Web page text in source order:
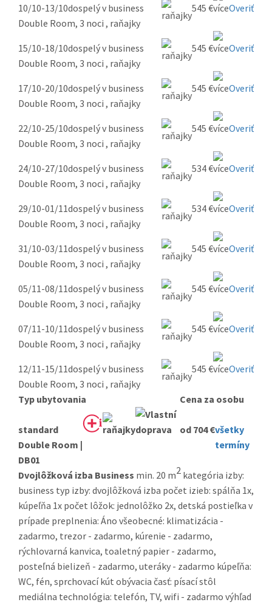
10/10-13/10dospelý v business
Double Room, 3 noci , raňajky
545 € Overiť
15/10-18/10dospelý v business
Double Room, 3 noci , raňajky
545 € Overiť
17/10-20/10dospelý v business
Double Room, 3 noci , raňajky
545 € Overiť
22/10-25/10dospelý v business
Double Room, 3 noci , raňajky
545 € Overiť
24/10-27/10dospelý v business
Double Room, 3 noci , raňajky
534 € Overiť
29/10-01/11dospelý v business
Double Room, 3 noci , raňajky
534 € Overiť
31/10-03/11dospelý v business
Double Room, 3 noci , raňajky
545 € Overiť
05/11-08/11dospelý v business
Double Room, 3 noci , raňajky
545 € Overiť
07/11-10/11dospelý v business
Double Room, 3 noci , raňajky
545 € Overiť
12/11-15/11dospelý v business
Double Room, 3 noci , raňajky
545 € Overiť
Typ ubytovania Cena za osobu
standard
Double Room |
DB01
od 704 €všetky
termíny
Dvojlôžková izba Business min. 20 m2 kategória izby:
business typ izby: dvojlôžková izba počet izieb: spálňa 1x,
kúpeľňa 1x počet lôžok: jednolôžko 2x, detská postieľka v
prípade preplnenia: Áno všeobecné: klimatizácia -
zadarmo, trezor - zadarmo, kúrenie - zadarmo,
rýchlovarná kanvica, toaletný papier - zadarmo,
posteľná bielizeň - zadarmo, uteráky - zadarmo kúpeľňa:
WC, fén, sprchovací kút obývacia časť: písací stôl
mediálna technológia: telefón, TV, wifi - zadarmo výhľad